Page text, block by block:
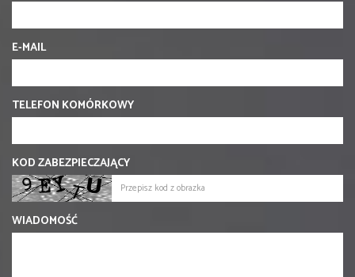
E-MAIL
TELEFON KOMÓRKOWY
KOD ZABEZPIECZAJĄCY
WIADOMOŚĆ